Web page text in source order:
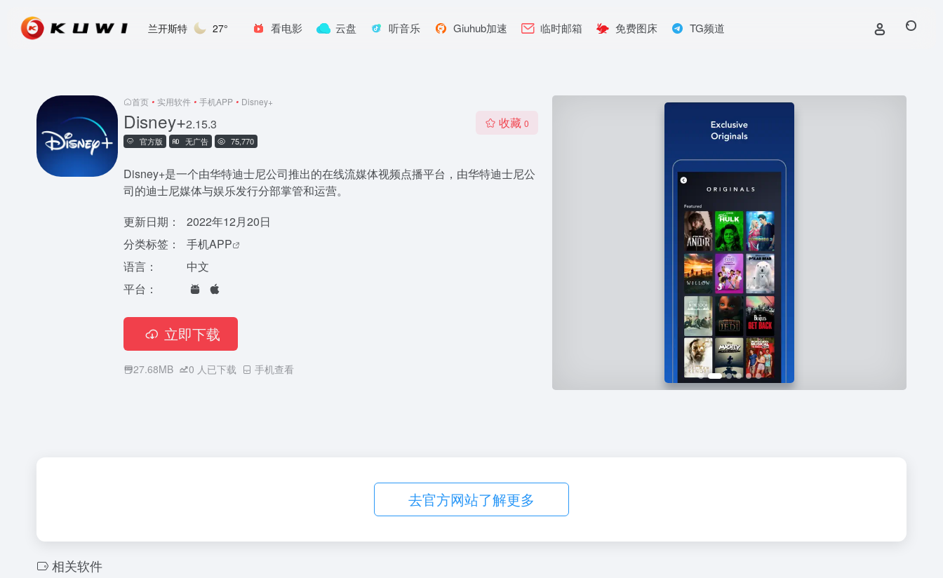
兰开斯特 27° 看电影 云盘 听音乐 Giuhub加速 临时邮箱 免费图床 TG频道
首页 • 实用软件 • 手机APP • Disney+
Disney+2.15.3
官方版 无广告 75,770
收藏 0
Disney+是一个由华特迪士尼公司推出的在线流媒体视频点播平台，由华特迪士尼公
司的迪士尼媒体与娱乐发行分部掌管和运营。
更新日期：
2022年12月20日
分类标签：
手机APP
语言：
中文
平台：
立即下载
27.68MB 0 人已下载 手机查看
去官方网站了解更多
相关软件